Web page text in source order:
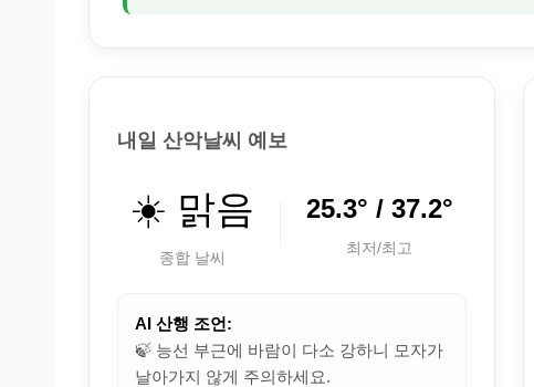
내일 산악날씨 예보
☀️ 맑음
종합 날씨
25.3° / 37.2°
최저/최고
AI 산행 조언:
🍃 능선 부근에 바람이 다소 강하니 모자가
날아가지 않게 주의하세요.